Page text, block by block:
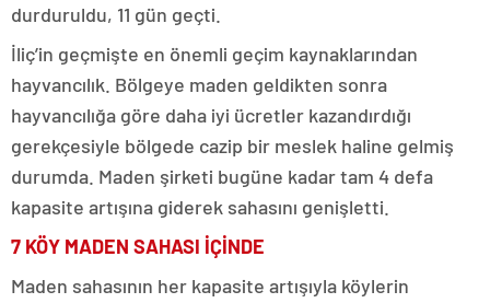
durduruldu, 11 gün geçti.
İliç’in geçmişte en önemli geçim kaynaklarından
hayvancılık. Bölgeye maden geldikten sonra
hayvancılığa göre daha iyi ücretler kazandırdığı
gerekçesiyle bölgede cazip bir meslek haline gelmiş
durumda. Maden şirketi bugüne kadar tam 4 defa
kapasite artışına giderek sahasını genişletti.
7 KÖY MADEN SAHASI İÇİNDE
Maden sahasının her kapasite artışıyla köylerin